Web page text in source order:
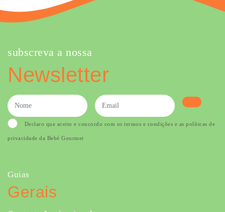
subscreva a nossa
Newsletter
Declaro que aceito e concordo com os termos e condições e as políticas de
privacidade da Bebé Gourmet
Guias
Gerais